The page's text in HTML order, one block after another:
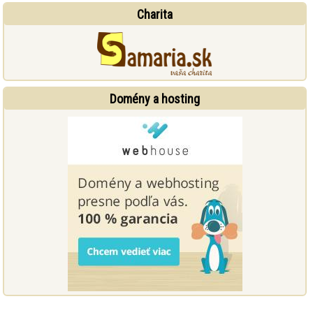
Charita
Domény a hosting